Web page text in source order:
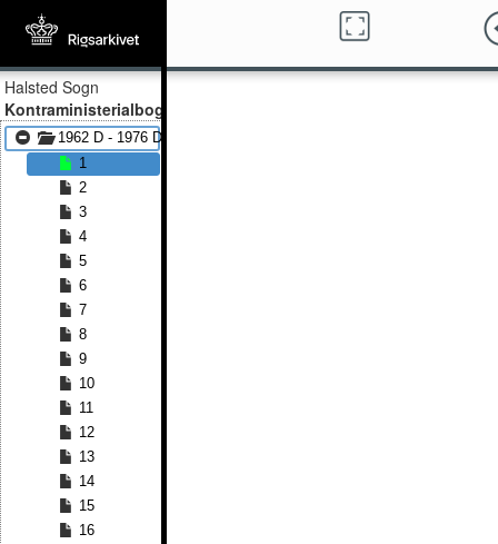
Halsted Sogn
Kontraministerialbog
1962 D - 1976 D
1
2
3
4
5
6
7
8
9
10
11
12
13
14
15
16